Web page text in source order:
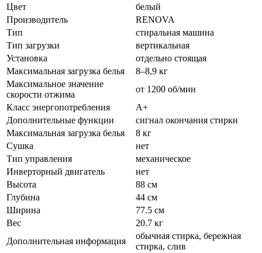
Цвет
белый
Производитель
RENOVA
Тип
стиральная машина
Тип загрузки
вертикальная
Установка
отдельно стоящая
Максимальная загрузка белья
8–8,9 кг
Максимальное значение
скорости отжима
от 1200 об/мин
Класс энергопотребления
A+
Дополнительные функции
сигнал окончания стирки
Максимальная загрузка белья
8 кг
Сушка
нет
Тип управления
механическое
Инверторный двигатель
нет
Высота
88 см
Глубина
44 см
Ширина
77.5 см
Вес
20.7 кг
Дополнительная информация
обычная стирка, бережная
стирка, слив